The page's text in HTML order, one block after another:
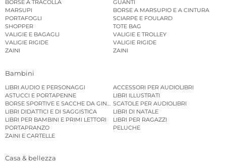
BORSE A TRACOLLA
GUANTI
MARSUPI
BORSE A MARSUPIO E A CINTURA
PORTAFOGLI
SCIARPE E FOULARD
SHOPPER
TOTE BAG
VALIGIE E BAGAGLI
VALIGIE E TROLLEY
VALIGIE RIGIDE
VALIGIE RIGIDE
ZAINI
ZAINI
Bambini
LIBRI AUDIO E PERSONAGGI
ACCESSORI PER AUDIOLIBRI
ASTUCCI E PORTAPENNE
LIBRI ILLUSTRATI
BORSE SPORTIVE E SACCHE DA GINNASTICASCATOLE PER AUDIOLIBRI
LIBRI DIDATTICI E DI SAGGISTICA
LIBRI DI NATALE
LIBRI PER BAMBINI E PRIMI LETTORI
LIBRI PER RAGAZZI
PORTAPRANZO
PELUCHE
ZAINI E CARTELLE
Casa & bellezza